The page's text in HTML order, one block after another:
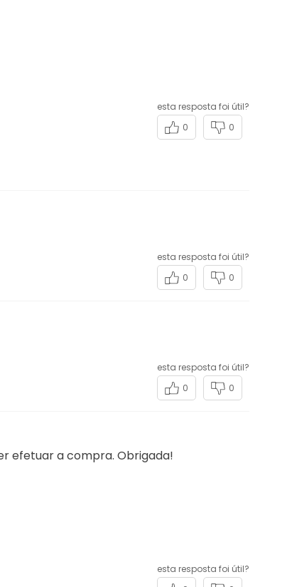
esta resposta foi útil?
0
0
esta resposta foi útil?
0
0
esta resposta foi útil?
0
0
efetuar a compra. Obrigada!
esta resposta foi útil?